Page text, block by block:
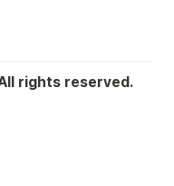
rights reserved.